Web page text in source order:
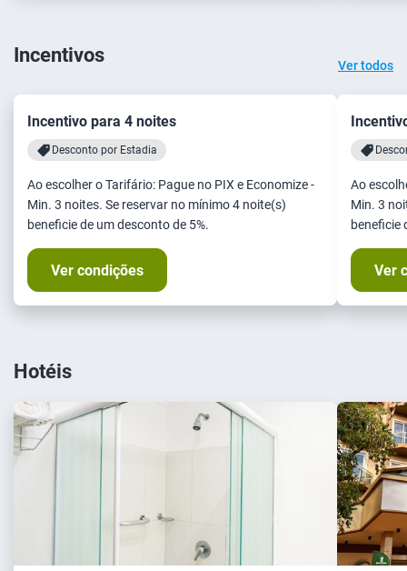
Incentivos Ver todos
Incentivo para 4 noites
Desconto por Estadia
Ao escolher o Tarifário: Pague no PIX e Economize -
Min. 3 noites. Se reservar no mínimo 4 noite(s)
beneficie de um desconto de 5%.
Ver condições
Ao
Min. 3
beneficie
Ver
Hotéis